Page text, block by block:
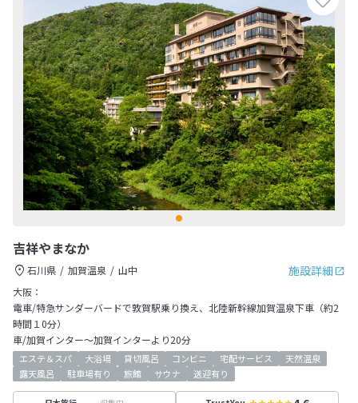
吉祥やまなか
施設詳細
石川県 加賀温泉
山中
大阪：
電車/特急サンダーバードで敦賀駅乗り換え、北陸新幹線加賀温泉下車（約2
時間１0分）
車/加賀インター～加賀インターより20分
エステ＆スパ 大浴場 貸切風呂 コンビニ 宅配サービス
天然温泉
露天風呂
駐車場有り 旅館 サウナ 送迎有り